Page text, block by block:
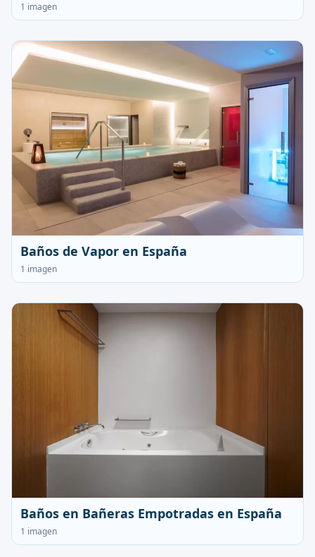
1 imagen
Baños de Vapor en España
1 imagen
Baños en Bañeras Empotradas en España
1 imagen